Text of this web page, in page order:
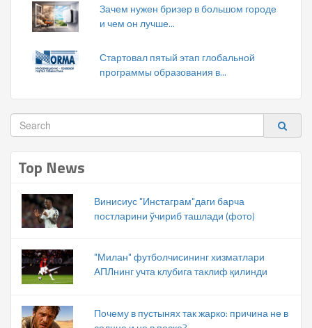
Зачем нужен бризер в большом городе
и чем он лучше...
Стартовал пятый этап глобальной
программы образования в...
Top News
Винисиус "Инстаграм"даги барча
постларини ўчириб ташлади (фото)
"Милан" футболчисининг хизматлари
АПЛнинг учта клубига таклиф қилинди
Почему в пустынях так жарко: причина не в